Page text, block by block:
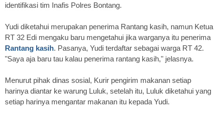
identifikasi tim Inafis Polres Bontang.
Yudi diketahui merupakan penerima Rantang kasih, namun Ketua
RT 32 Edi mengaku baru mengetahui jika warganya itu penerima
Rantang kasih. Pasanya, Yudi terdaftar sebagai warga RT 42.
"Saya aja baru tau kalau penerima rantang kasih," jelasnya.
Menurut pihak dinas sosial, Kurir pengirim makanan setiap
harinya diantar ke warung Luluk, setelah itu, Luluk diketahui yang
setiap harinya mengantar makanan itu kepada Yudi.